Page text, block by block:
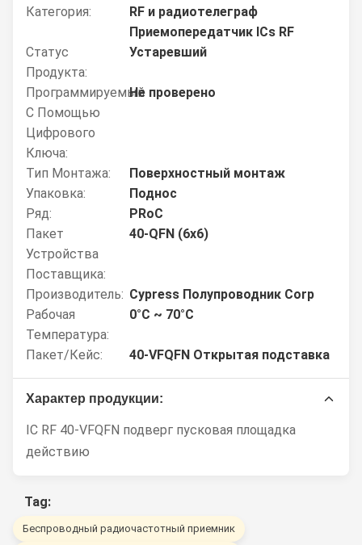
Категория:
RF и радиотелеграф
Приемопередатчик ICs RF
Статус
Продукта:
Устаревший
Программируемый
С Помощью
Цифрового
Ключа:
Не проверено
Тип Монтажа:
Поверхностный монтаж
Упаковка:
Поднос
Ряд:
PRoC
Пакет
Устройства
Поставщика:
40-QFN (6x6)
Производитель: Cypress Полупроводник Corp
Рабочая
Температура:
0°C ~ 70°C
Пакет/кейс: 40-VFQFN Открытая подставка
Характер продукции:
IC RF 40-VFQFN подверг пусковая площадка
действию
Tag:
Беспроводный радиочастотный приемник